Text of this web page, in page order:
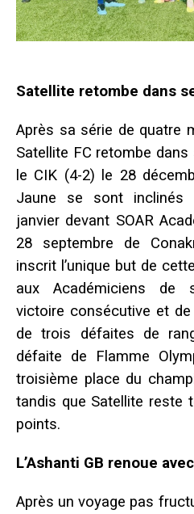
Satellite retombe dans
Après sa série de quatre
Satellite FC retombe
le CIK (4-2) le 28
Jaune se sont
janvier devant SOAR
28 septembre de
inscrit l’unique but de
aux Académiciens de
victoire consécutive et
de trois défaites de
défaite de Flamme
troisième place du
tandis que Satellite reste
points.
L’Ashanti GB renoue
Après un voyage pas